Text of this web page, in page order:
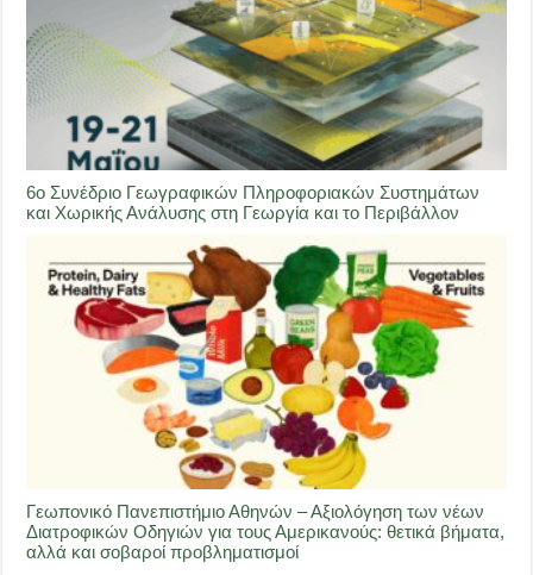
6ο Συνέδριο Γεωγραφικών Πληροφοριακών Συστημάτων
και Χωρικής Ανάλυσης στη Γεωργία και το Περιβάλλον
Γεωπονικό Πανεπιστήμιο Αθηνών – Αξιολόγηση των νέων
Διατροφικών Οδηγιών για τους Αμερικανούς: θετικά βήματα,
αλλά και σοβαροί προβληματισμοί